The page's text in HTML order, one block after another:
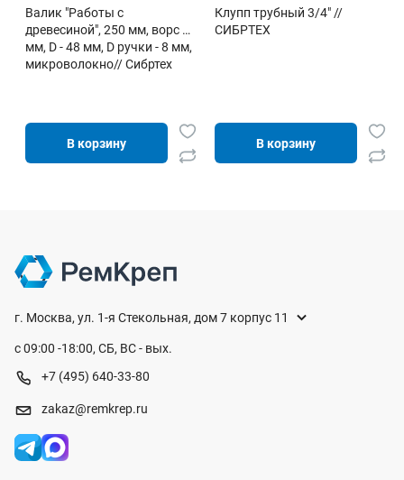
Валик "Работы с
древесиной", 250 мм, ворс 12
мм, D - 48 мм, D ручки - 8 мм,
микроволокно// Сибртех
В корзину
Клупп трубный 3/4" //
СИБРТЕХ
В корзину
г. Москва, ул. 1-я Стекольная, дом 7 корпус 11
с 09:00 -18:00, СБ, ВС - вых.
+7 (495) 640-33-80
zakaz@remkrep.ru